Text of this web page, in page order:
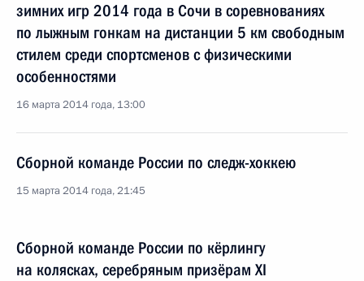
зимних игр 2014 года в Сочи в соревнованиях
по лыжным гонкам на дистанции 5 км свободным
стилем среди спортсменов с физическими
особенностями
16 марта 2014 года, 13:00
Сборной команде России по следж-хоккею
15 марта 2014 года, 21:45
Сборной команде России по кёрлингу
на колясках, серебряным призёрам XI